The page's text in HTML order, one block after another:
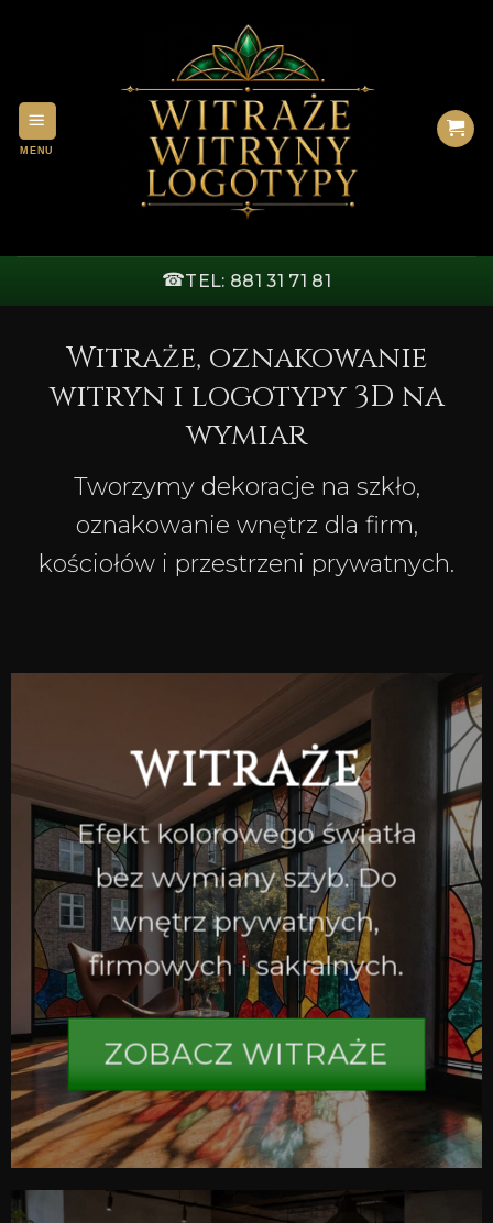
☎TEL: 881 31 71 81
Witraże, oznakowanie
witryn i logotypy 3D na
wymiar
Tworzymy dekoracje na szkło,
oznakowanie wnętrz dla firm,
kościołów i przestrzeni prywatnych.
WITRAŻE
Efekt kolorowego światła
bez wymiany szyb. Do
wnętrz prywatnych,
firmowych i sakralnych.
ZOBACZ WITRAŻE